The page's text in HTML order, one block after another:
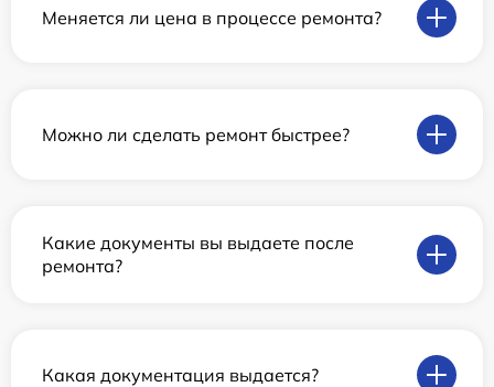
Меняется ли цена в процессе ремонта?
Можно ли сделать ремонт быстрее?
Какие документы вы выдаете после
ремонта?
Какая документация выдается?